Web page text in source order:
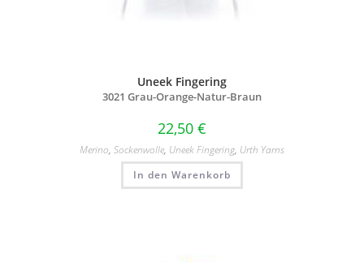
Uneek Fingering
3021 Grau-Orange-Natur-Braun
22,50 €
Merino, Sockenwolle, Uneek Fingering, Urth Yarns
In den Warenkorb